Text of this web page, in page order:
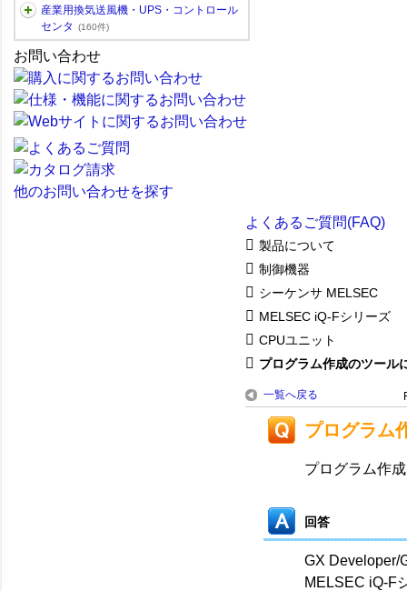
産業用換気送風機・UPS・コントロール
センタ
(160件)
お問い合わせ
他のお問い合わせを探す
よくあるご質問(FAQ)
製品について
制御機器
シーケンサ MELSEC
MELSEC iQ-Fシリーズ
CPUユニット
プログラム作成のツール
一覧へ戻る
プログラム
プログラム作
回答
GX Developer/
MELSEC iQ-F